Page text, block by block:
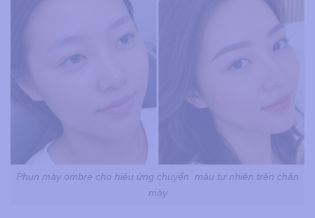
Phun mày ombre cho hiệu ứng chuyển màu tự nhiên trên chân
mày